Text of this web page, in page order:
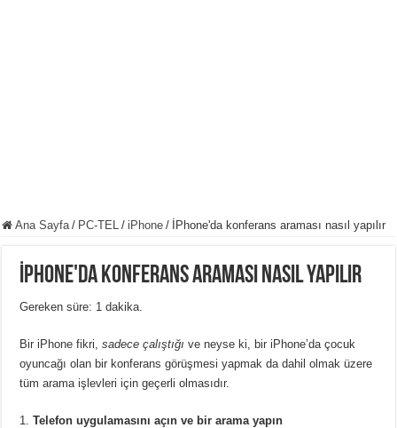
Ana Sayfa / PC-TEL / iPhone / İPhone'da konferans araması nasıl yapılır
İPhone'da konferans araması nasıl yapılır
Gereken süre: 1 dakika.
Bir iPhone fikri,sadece çalıştığı ve neyse ki, bir iPhone’da çocuk
oyuncağı olan bir konferans görüşmesi yapmak da dahil olmak üzere
tüm arama işlevleri için geçerli olmasıdır.
Telefon uygulamasını açın ve bir arama yapın